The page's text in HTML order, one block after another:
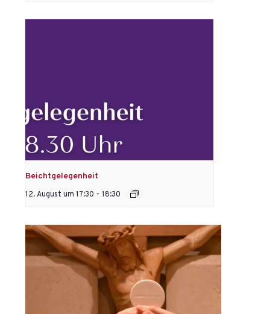
Beichtgelegenheit
12. August um 17:30 - 18:30